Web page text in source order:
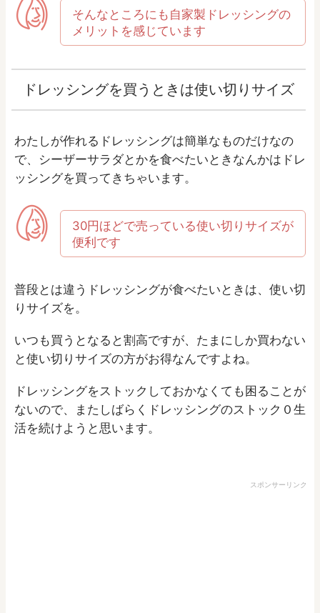
そんなところにも自家製ドレッシングの
メリットを感じています
ドレッシングを買うときは使い切りサイズ
わたしが作れるドレッシングは簡単なものだけなの
で、シーザーサラダとかを食べたいときなんかはドレ
ッシングを買ってきちゃいます。
30円ほどで売っている使い切りサイズが
便利です
普段とは違うドレッシングが食べたいときは、使い切
りサイズを。
いつも買うとなると割高ですが、たまにしか買わない
と使い切りサイズの方がお得なんですよね。
ドレッシングをストックしておかなくても困ることが
ないので、またしばらくドレッシングのストック０生
活を続けようと思います。
スポンサーリンク